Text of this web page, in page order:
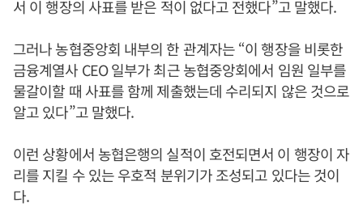
서 이 행장의 사표를 받은 적이 없다고 전했다”고 말했다.
그러나 농협중앙회 내부의 한 관계자는 “이 행장을 비롯한
금융계열사 CEO 일부가 최근 농협중앙회에서 임원 일부를
물갈이할 때 사표를 함께 제출했는데 수리되지 않은 것으로
알고 있다”고 말했다.
이런 상황에서 농협은행의 실적이 호전되면서 이 행장이 자
리를 지킬 수 있는 우호적 분위기가 조성되고 있다는 것이
다.